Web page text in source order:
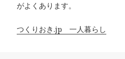
がよくあります。
つくりおき.jp 一人暮らし